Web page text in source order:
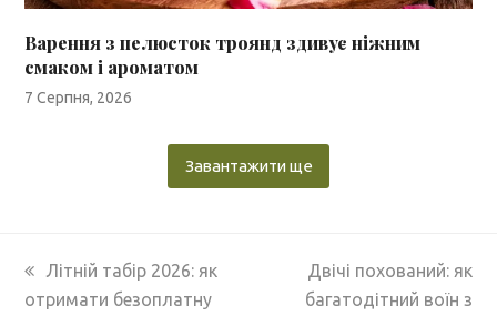
Варення з пелюсток троянд здивує ніжним
смаком і ароматом
7 Серпня, 2026
Завантажити ще
previous
post:
Літній табір 2026: як
отримати безоплатну
next
post:
Двічі похований: як
багатодітний воїн з